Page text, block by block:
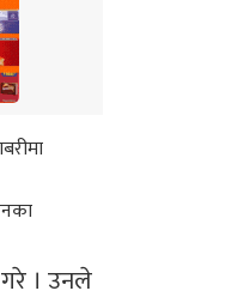
। उनले